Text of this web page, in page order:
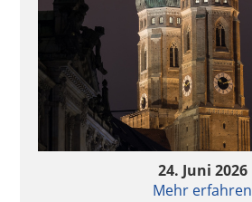
24. Juni 2026
Mehr erfahren